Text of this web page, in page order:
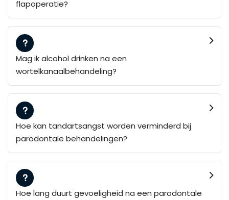
flapoperatie?
Mag ik alcohol drinken na een
wortelkanaalbehandeling?
Hoe kan tandartsangst worden verminderd bij
parodontale behandelingen?
Hoe lang duurt gevoeligheid na een parodontale